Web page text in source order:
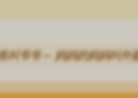
叫爷爷～ 妈妈的妈妈叫外